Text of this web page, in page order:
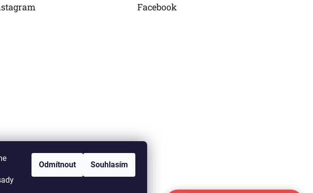
Odmítnout Souhlasím
Sledovat na Instagramu
Facebook